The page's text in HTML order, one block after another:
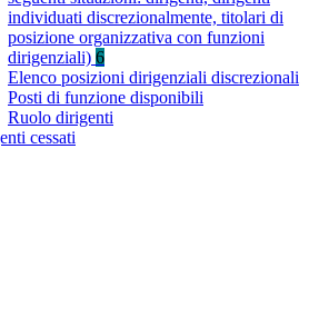
individuati discrezionalmente, titolari di
posizione organizzativa con funzioni
dirigenziali) 6
Elenco posizioni dirigenziali discrezionali
Posti di funzione disponibili
Ruolo dirigenti
cessati